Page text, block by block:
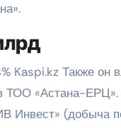
Kaspi.kz Также он
ТОО «Астана-
Инвест» (добыча